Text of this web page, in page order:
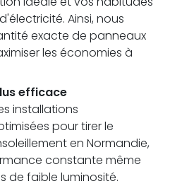
Ainsi, nous
exacte de panneaux
les économies à
efficace
installations
pour tirer le
en Normandie,
constante même
de faible luminosité.